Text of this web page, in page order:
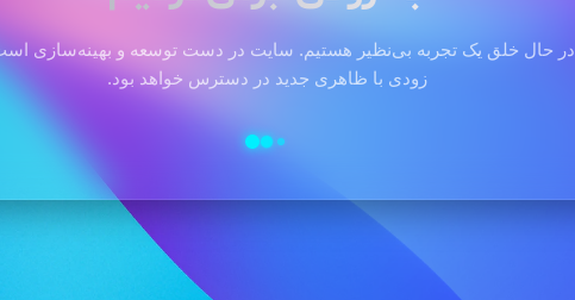
در حال خلق یک تجربه بی‌نظیر هستیم. سایت در دست توسعه و بهینه‌سازی
زودی با ظاهری جدید در دسترس خواهد بود.